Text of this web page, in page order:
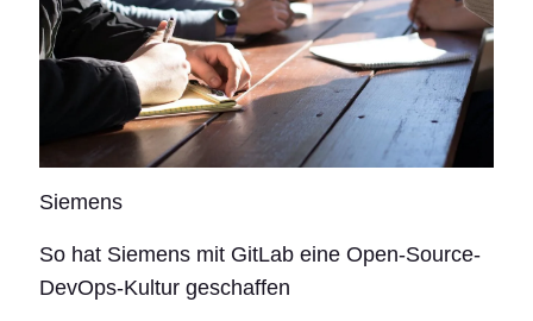
Siemens
So hat Siemens mit GitLab eine Open-Source-
DevOps-Kultur geschaffen